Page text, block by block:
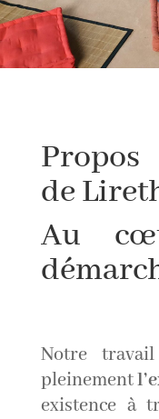
de
Au
Notre
pleinement
existence à